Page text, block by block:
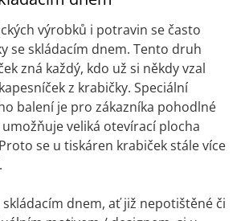
výrobků i potravin se často
se skládacím dnem. Tento druh
zná každý, kdo už si někdy vzal
z krabičky. Speciální
balení je pro zákazníka pohodlné
veliká otevírací plocha
se u tiskáren krabiček stále více
skládacím dnem, ať již nepotištěné či